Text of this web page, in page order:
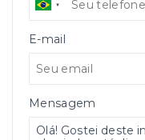
E-mail
Mensagem